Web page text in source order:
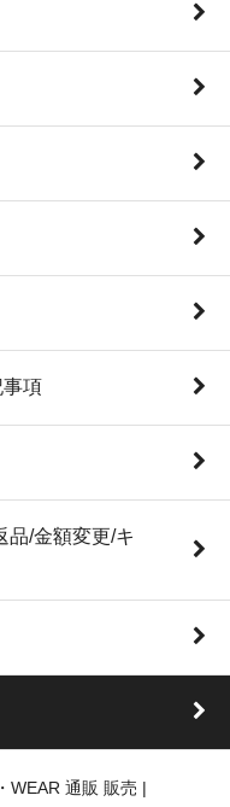
項
品/金額変更/キ
WEAR 通販 販売 |